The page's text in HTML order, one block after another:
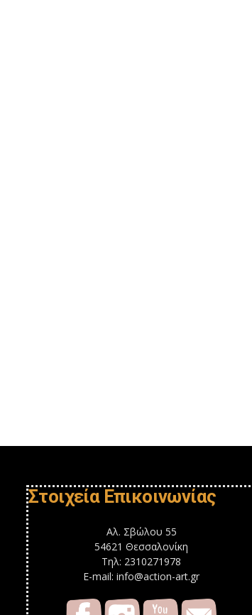
Στοιχεία Επικοινωνίας
Αλ. Σβώλου 55
54621 Θεσσαλονίκη
Τηλ: 2310271978
E-mail: info@action-art.gr